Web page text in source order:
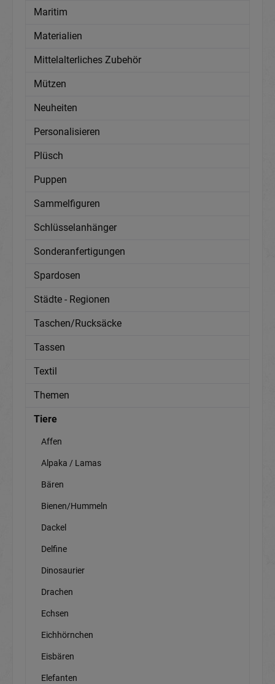
Maritim
Materialien
Mittelalterliches Zubehör
Mützen
Neuheiten
Personalisieren
Plüsch
Puppen
Sammelfiguren
Schlüsselanhänger
Sonderanfertigungen
Spardosen
Städte - Regionen
Taschen/Rucksäcke
Tassen
Textil
Themen
Tiere
Affen
Alpaka / Lamas
Bären
Bienen/Hummeln
Dackel
Delfine
Dinosaurier
Drachen
Echsen
Eichhörnchen
Eisbären
Elefanten